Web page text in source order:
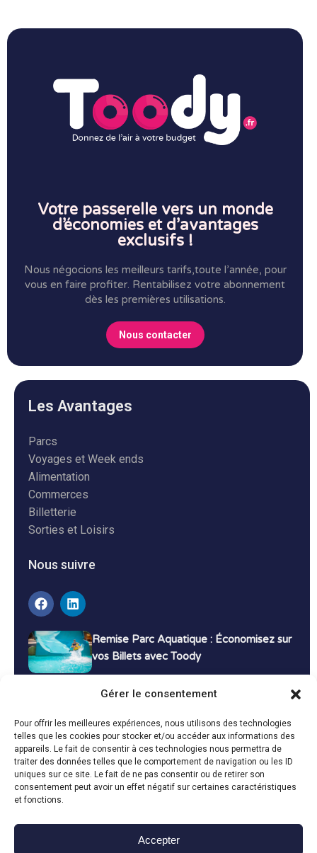
Gérer le consentement
Pour offrir les meilleures expériences, nous utilisons des technologies
telles que les cookies pour stocker et/ou accéder aux informations des
appareils. Le fait de consentir à ces technologies nous permettra de
traiter des données telles que le comportement de navigation ou les ID
uniques sur ce site. Le fait de ne pas consentir ou de retirer son
consentement peut avoir un effet négatif sur certaines caractéristiques
et fonctions.
Accepter
Votre passerelle vers un monde
d’économies et d’avantages
exclusifs !
Nous négocions les meilleurs tarifs,toute l’année, pour
vous en faire profiter. Rentabilisez votre abonnement
dès les premières utilisations.
Nous contacter
Les Avantages
Parcs
Voyages et Week ends
Alimentation
Commerces
Billetterie
Sorties et Loisirs
Nous suivre
Remise Parc Aquatique : Économisez sur
vos Billets avec Toody
Bons Plans Voyage : Économisez sur vos
Vacances avec Toody
13 décembre 2024 Bon plans
Toody © 2024